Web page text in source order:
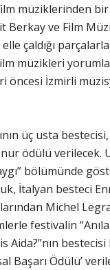
müziklerinden
Berkay ve Film
çaldığı
müzikleri
öncesi İzmirli
üç usta
ödülü verilecek.
bölümünde
İtalyan besteci
Michel
festivalin
Aida?”nın
Başarı Ödülü’